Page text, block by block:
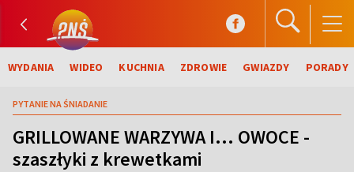
WYDANIA WIDEO KUCHNIA ZDROWIE GWIAZDY PORADY
PYTANIE NA ŚNIADANIE
GRILLOWANE WARZYWA I… OWOCE -
szaszłyki z krewetkami